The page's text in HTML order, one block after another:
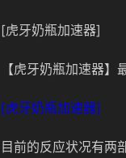
[虎牙奶瓶加速器]
【虎牙奶瓶加速器】
[虎牙奶瓶加速器]
目前的反应状况有两